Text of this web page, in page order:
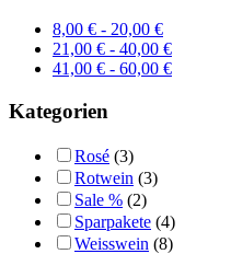
8,00 € - 20,00 €
21,00 € - 40,00 €
41,00 € - 60,00 €
Kategorien
Rosé (3)
Rotwein (3)
Sale % (2)
Sparpakete (4)
Weisswein (8)